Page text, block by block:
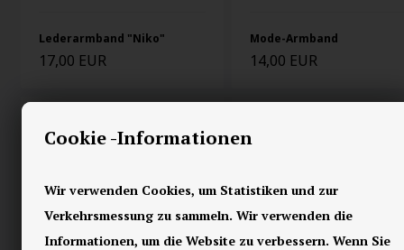
Cookie -Informationen
Wir verwenden Cookies, um Statistiken und zur
Verkehrsmessung zu sammeln. Wir verwenden die
Informationen, um die Website zu verbessern. Wenn Sie
Lederarmband "Niko"
17,00 EUR
Mode-Armband
14,00 EUR